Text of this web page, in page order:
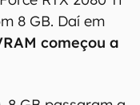
8 GB. Daí em
começou a